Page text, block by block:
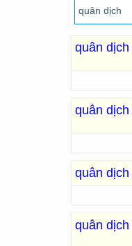
quân dịch
quân dịch
quân dịch
quân dịch